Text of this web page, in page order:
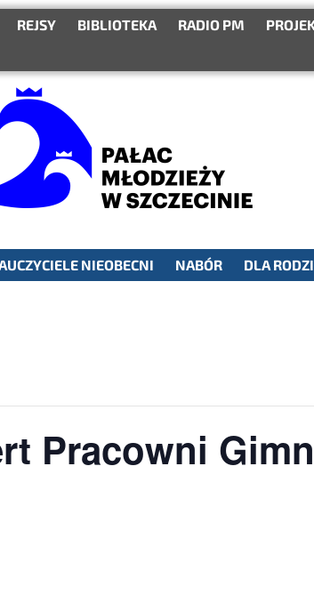
REJSY BIBLIOTEKA RADIO PM
NIEOBECNI NABÓR DLA
Pracowni